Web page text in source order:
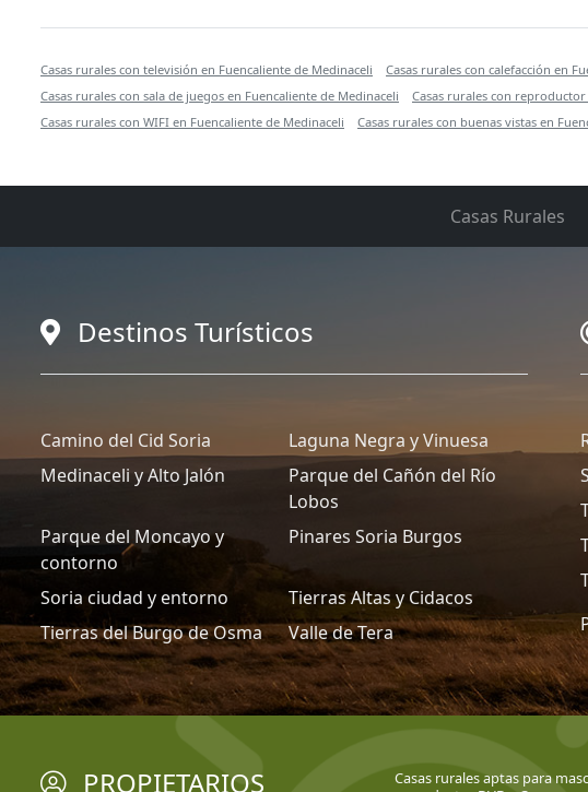
Casas rurales con televisión en Fuencaliente de Medinaceli Casas rurales con calefacción en
Casas rurales con sala de juegos en Fuencaliente de Medinaceli
Casas rurales con
Casas rurales con WIFI en Fuencaliente de Medinaceli
Casas rurales con buenas vistas en
Casas Rurales
Destinos Turísticos
Camino del Cid Soria
Laguna Negra y Vinuesa
Medinaceli y Alto Jalón
Parque del Cañón del Río
Lobos
Parque del Moncayo y
contorno
Pinares Soria Burgos
Soria ciudad y entorno
Tierras Altas y Cidacos
Tierras del Burgo de Osma
Valle de Tera
PROPIETARIOS Casas rurales aptas para